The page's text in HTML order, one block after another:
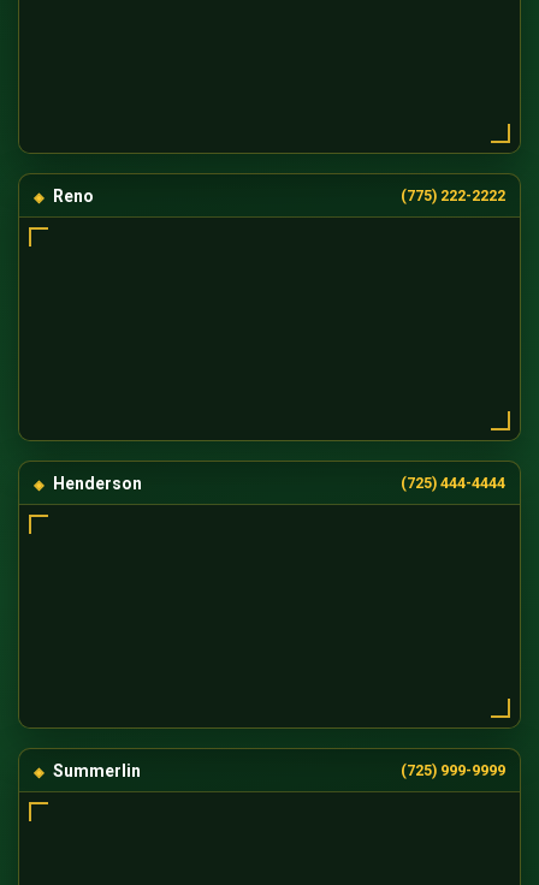
Reno (775) 222-2222
Henderson (725) 444-4444
Summerlin (725) 999-9999